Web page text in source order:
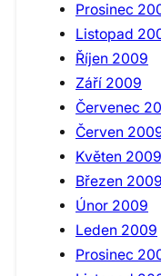
Prosinec
Listopad
Říjen 2009
Září 2009
Červenec
Červen
Květen 2009
Březen 2009
Únor 2009
Leden 2009
Prosinec